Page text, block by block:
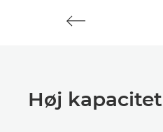
Høj kapacitet